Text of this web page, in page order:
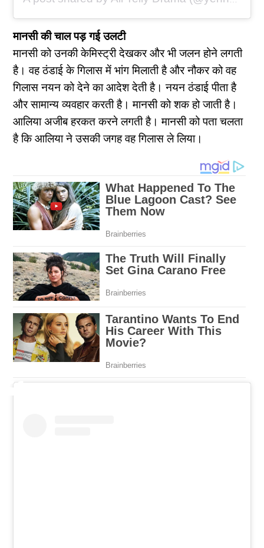
मानसी की चाल पड़ गई उलटी
मानसी को उनकी केमिस्ट्री देखकर और भी जलन होने लगती
है। वह ठंडाई के गिलास में भांग मिलाती है और नौकर को वह
गिलास नयन को देने का आदेश देती है। नयन ठंडाई पीता है
और सामान्य व्यवहार करती है। मानसी को शक हो जाती है।
आलिया अजीब हरकत करने लगती है। मानसी को पता चलता
है कि आलिया ने उसकी जगह वह गिलास ले लिया।